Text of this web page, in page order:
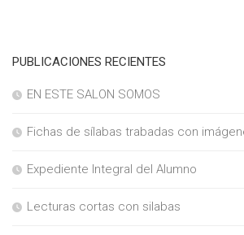
PUBLICACIONES RECIENTES
EN ESTE SALON SOMOS
Fichas de sílabas trabadas con
Expediente Integral del Alumno
Lecturas cortas con silabas